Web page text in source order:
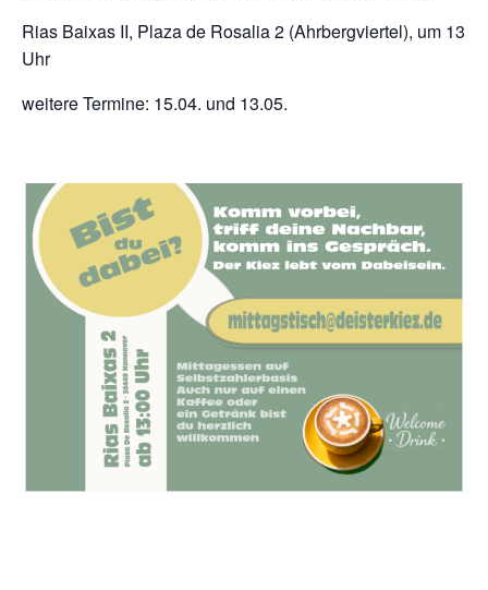
Rias Baixas II, Plaza de Rosalia 2 (Ahrbergviertel), um 13
Uhr
weitere Termine: 15.04. und 13.05.